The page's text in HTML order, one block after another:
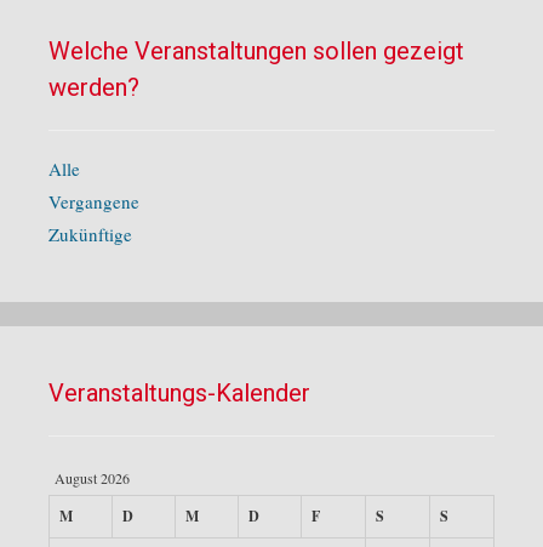
Welche Veranstaltungen sollen gezeigt
werden?
Alle
Vergangene
Zukünftige
Veranstaltungs-Kalender
August 2026
M D M D F S S